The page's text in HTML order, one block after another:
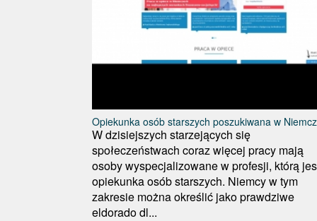
Opiekunka osób starszych poszukiwana w
W dzisiejszych starzejących się
społeczeństwach coraz więcej pracy mają
osoby wyspecjalizowane w profesji, którą
opiekunka osób starszych. Niemcy w tym
zakresie można określić jako prawdziwe
eldorado dl...